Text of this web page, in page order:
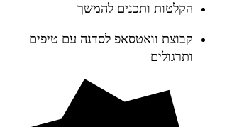
הקלטות ותכנים להמשך
קבוצת וואטסאפ לסדנה עם טיפים
ותרגולים